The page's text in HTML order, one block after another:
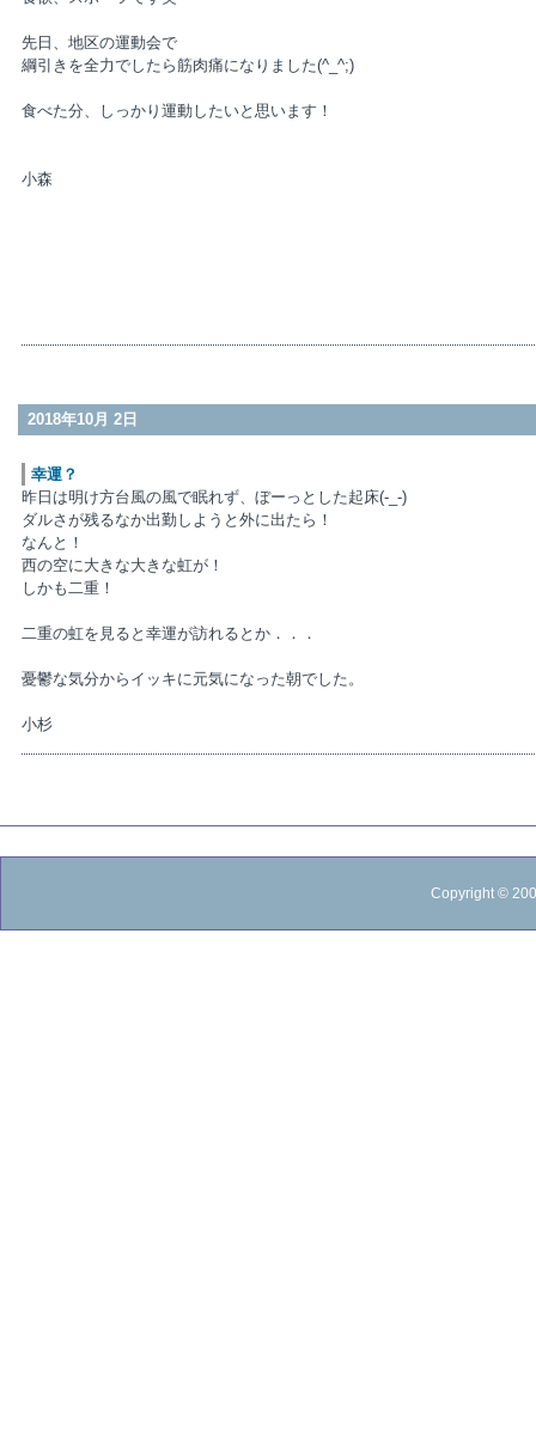
先日、地区の運動会で
綱引きを全力でしたら筋肉痛になりました(^_^;)
食べた分、しっかり運動したいと思います！
小森
2018年10月 2日
幸運？
昨日は明け方台風の風で眠れず、ぼーっとした起床(-_-)
ダルさが残るなか出勤しようと外に出たら！
なんと！
西の空に大きな大きな虹が！
しかも二重！
二重の虹を見ると幸運が訪れるとか．．．
憂鬱な気分からイッキに元気になった朝でした。
小杉
Copyright ©